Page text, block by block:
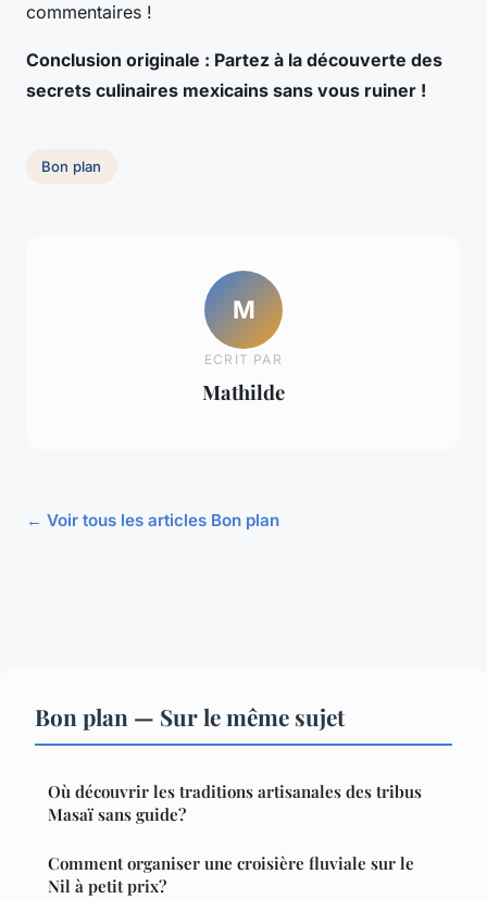
commentaires !
Conclusion originale : Partez à la découverte des
secrets culinaires mexicains sans vous ruiner !
Bon plan
M
ECRIT PAR
Mathilde
← Voir tous les articles Bon plan
Bon plan — Sur le même sujet
Où découvrir les traditions artisanales des tribus
Masaï sans guide?
Comment organiser une croisière fluviale sur le
Nil à petit prix?